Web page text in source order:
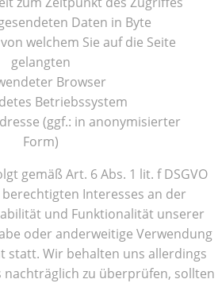
Daten in Byte
welchem Sie auf die Seite
gelangten
Browser
Betriebssystem
(ggf.: in anonymisierter
Form)
gemäß Art. 6 Abs. 1 lit. f DSGVO
Interesses an der
und Funktionalität unserer
oder anderweitige Verwendung
statt. Wir behalten uns allerdings
nachträglich zu überprüfen, sollten